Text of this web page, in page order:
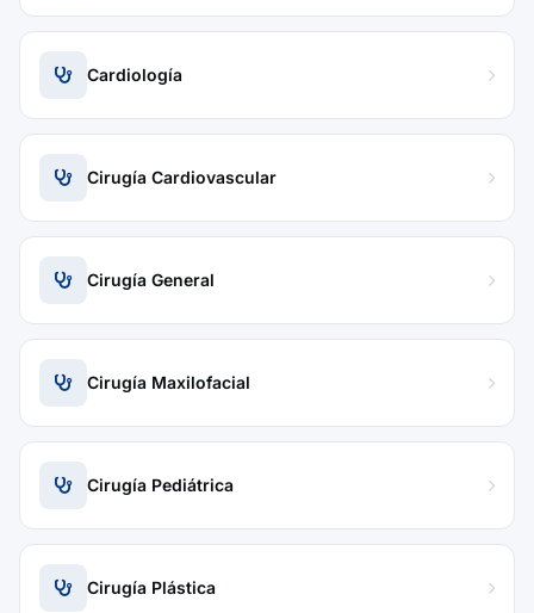
Cardiología
Cirugía Cardiovascular
Cirugía General
Cirugía Maxilofacial
Cirugía Pediátrica
Cirugía Plástica